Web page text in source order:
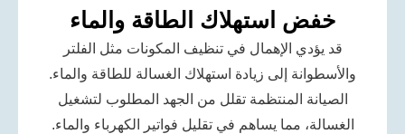
استهلاك الطاقة والماء
الإهمال في تنظيف المكونات مثل الفلتر
إلى زيادة استهلاك الغسالة للطاقة والماء.
المنتظمة تقلل من الجهد المطلوب لتشغيل
مما يساهم في تقليل فواتير الكهرباء والماء.